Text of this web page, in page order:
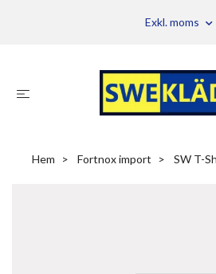
Exkl. moms
Hem Fortnox import SW T-